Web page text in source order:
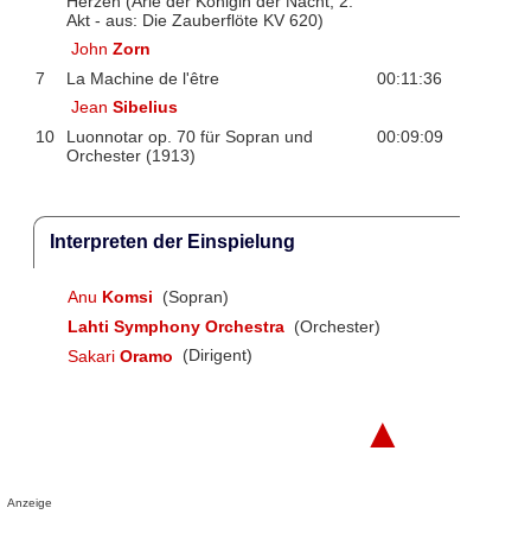
Akt - aus: Die Zauberflöte KV 620)
JohnZorn
7
La Machine de l'être
00:11:36
JeanSibelius
10
Luonnotar op. 70 für Sopran und
Orchester (1913)
00:09:09
Interpreten der Einspielung
Anu Komsi
(Sopran)
Lahti Symphony Orchestra (Orchester)
Sakari Oramo (Dirigent)
▲
Anzeige